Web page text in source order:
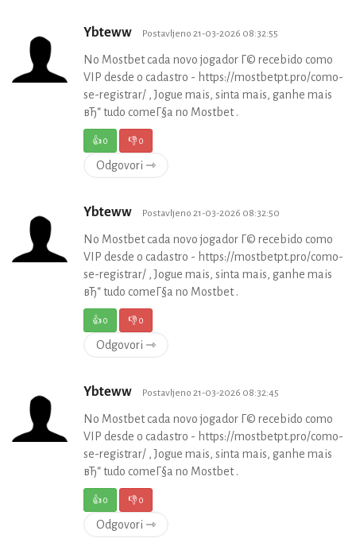
Ybteww Postavljeno 21-03-2026 08:32:55
No Mostbet cada novo jogador Г© recebido como
VIP desde o cadastro - https://mostbetpt.pro/como-
se-registrar/ , Jogue mais, sinta mais, ganhe mais
вЂ“ tudo comeГ§a no Mostbet .
👍0 👎0
Odgovori ⇾
Ybteww Postavljeno 21-03-2026 08:32:50
No Mostbet cada novo jogador Г© recebido como
VIP desde o cadastro - https://mostbetpt.pro/como-
se-registrar/ , Jogue mais, sinta mais, ganhe mais
вЂ“ tudo comeГ§a no Mostbet .
👍0 👎0
Odgovori ⇾
Ybteww Postavljeno 21-03-2026 08:32:45
No Mostbet cada novo jogador Г© recebido como
VIP desde o cadastro - https://mostbetpt.pro/como-
se-registrar/ , Jogue mais, sinta mais, ganhe mais
вЂ“ tudo comeГ§a no Mostbet .
👍0 👎0
Odgovori ⇾